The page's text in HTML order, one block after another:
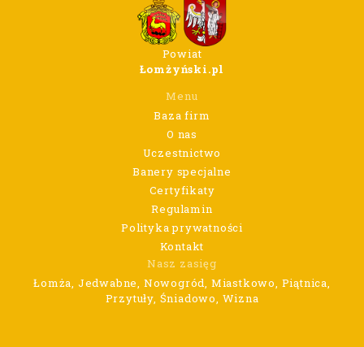
Powiat
Łomżyński.pl
Menu
Baza firm
O nas
Uczestnictwo
Banery specjalne
Certyfikaty
Regulamin
Polityka prywatności
Kontakt
Nasz zasięg
Łomża, Jedwabne, Nowogród, Miastkowo, Piątnica,
Przytuły, Śniadowo, Wizna